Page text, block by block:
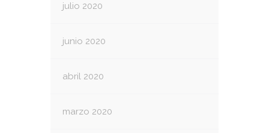
julio 2020
junio 2020
abril 2020
marzo 2020